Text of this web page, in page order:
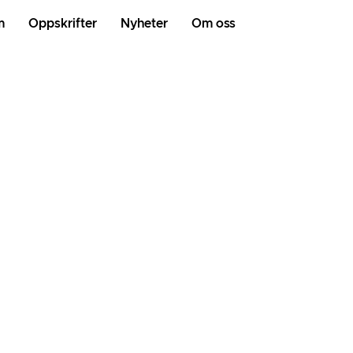
Oppskrifter Nyheter Om oss